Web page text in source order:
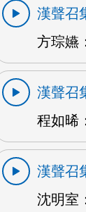
漢聲召
方琮嬿
漢聲召
程如晞
漢聲召
沈明室